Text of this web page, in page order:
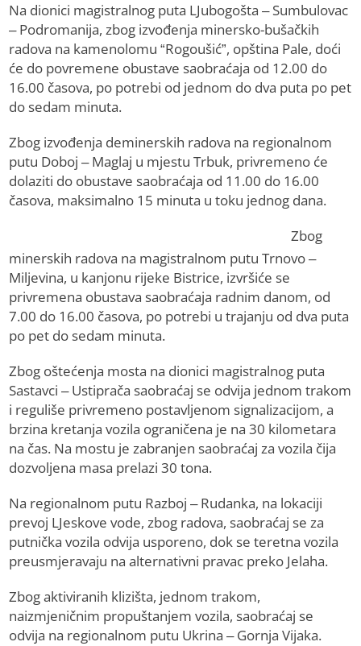
Na dionici magistralnog puta LJubogošta – Sumbulovac
– Podromanija, zbog izvođenja minersko-bušačkih
radova na kamenolomu “Rogoušić”, opština Pale, doći
će do povremene obustave saobraćaja od 12.00 do
16.00 časova, po potrebi od jednom do dva puta po pet
do sedam minuta.
Zbog izvođenja deminerskih radova na regionalnom
putu Doboj – Maglaj u mjestu Trbuk, privremeno će
dolaziti do obustave saobraćaja od 11.00 do 16.00
časova, maksimalno 15 minuta u toku jednog dana.
Zbog
minerskih radova na magistralnom putu Trnovo –
Miljevina, u kanjonu rijeke Bistrice, izvršiće se
privremena obustava saobraćaja radnim danom, od
7.00 do 16.00 časova, po potrebi u trajanju od dva puta
po pet do sedam minuta.
Zbog oštećenja mosta na dionici magistralnog puta
Sastavci – Ustiprača saobraćaj se odvija jednom trakom
i reguliše privremeno postavljenom signalizacijom, a
brzina kretanja vozila ograničena je na 30 kilometara
na čas. Na mostu je zabranjen saobraćaj za vozila čija
dozvoljena masa prelazi 30 tona.
Na regionalnom putu Razboj – Rudanka, na lokaciji
prevoj LJeskove vode, zbog radova, saobraćaj se za
putnička vozila odvija usporeno, dok se teretna vozila
preusmjeravaju na alternativni pravac preko Jelaha.
Zbog aktiviranih klizišta, jednom trakom,
naizmjeničnim propuštanjem vozila, saobraćaj se
odvija na regionalnom putu Ukrina – Gornja Vijaka.